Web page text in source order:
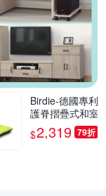
Birdie-德國專利
護脊摺疊式和室
綠色-
$2,319 79折